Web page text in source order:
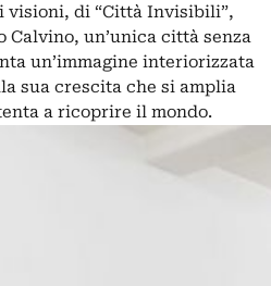
visioni, di “Città Invisibili”,
un’unica città senza
un’immagine interiorizzata
sua crescita che si amplia
a ricoprire il mondo.